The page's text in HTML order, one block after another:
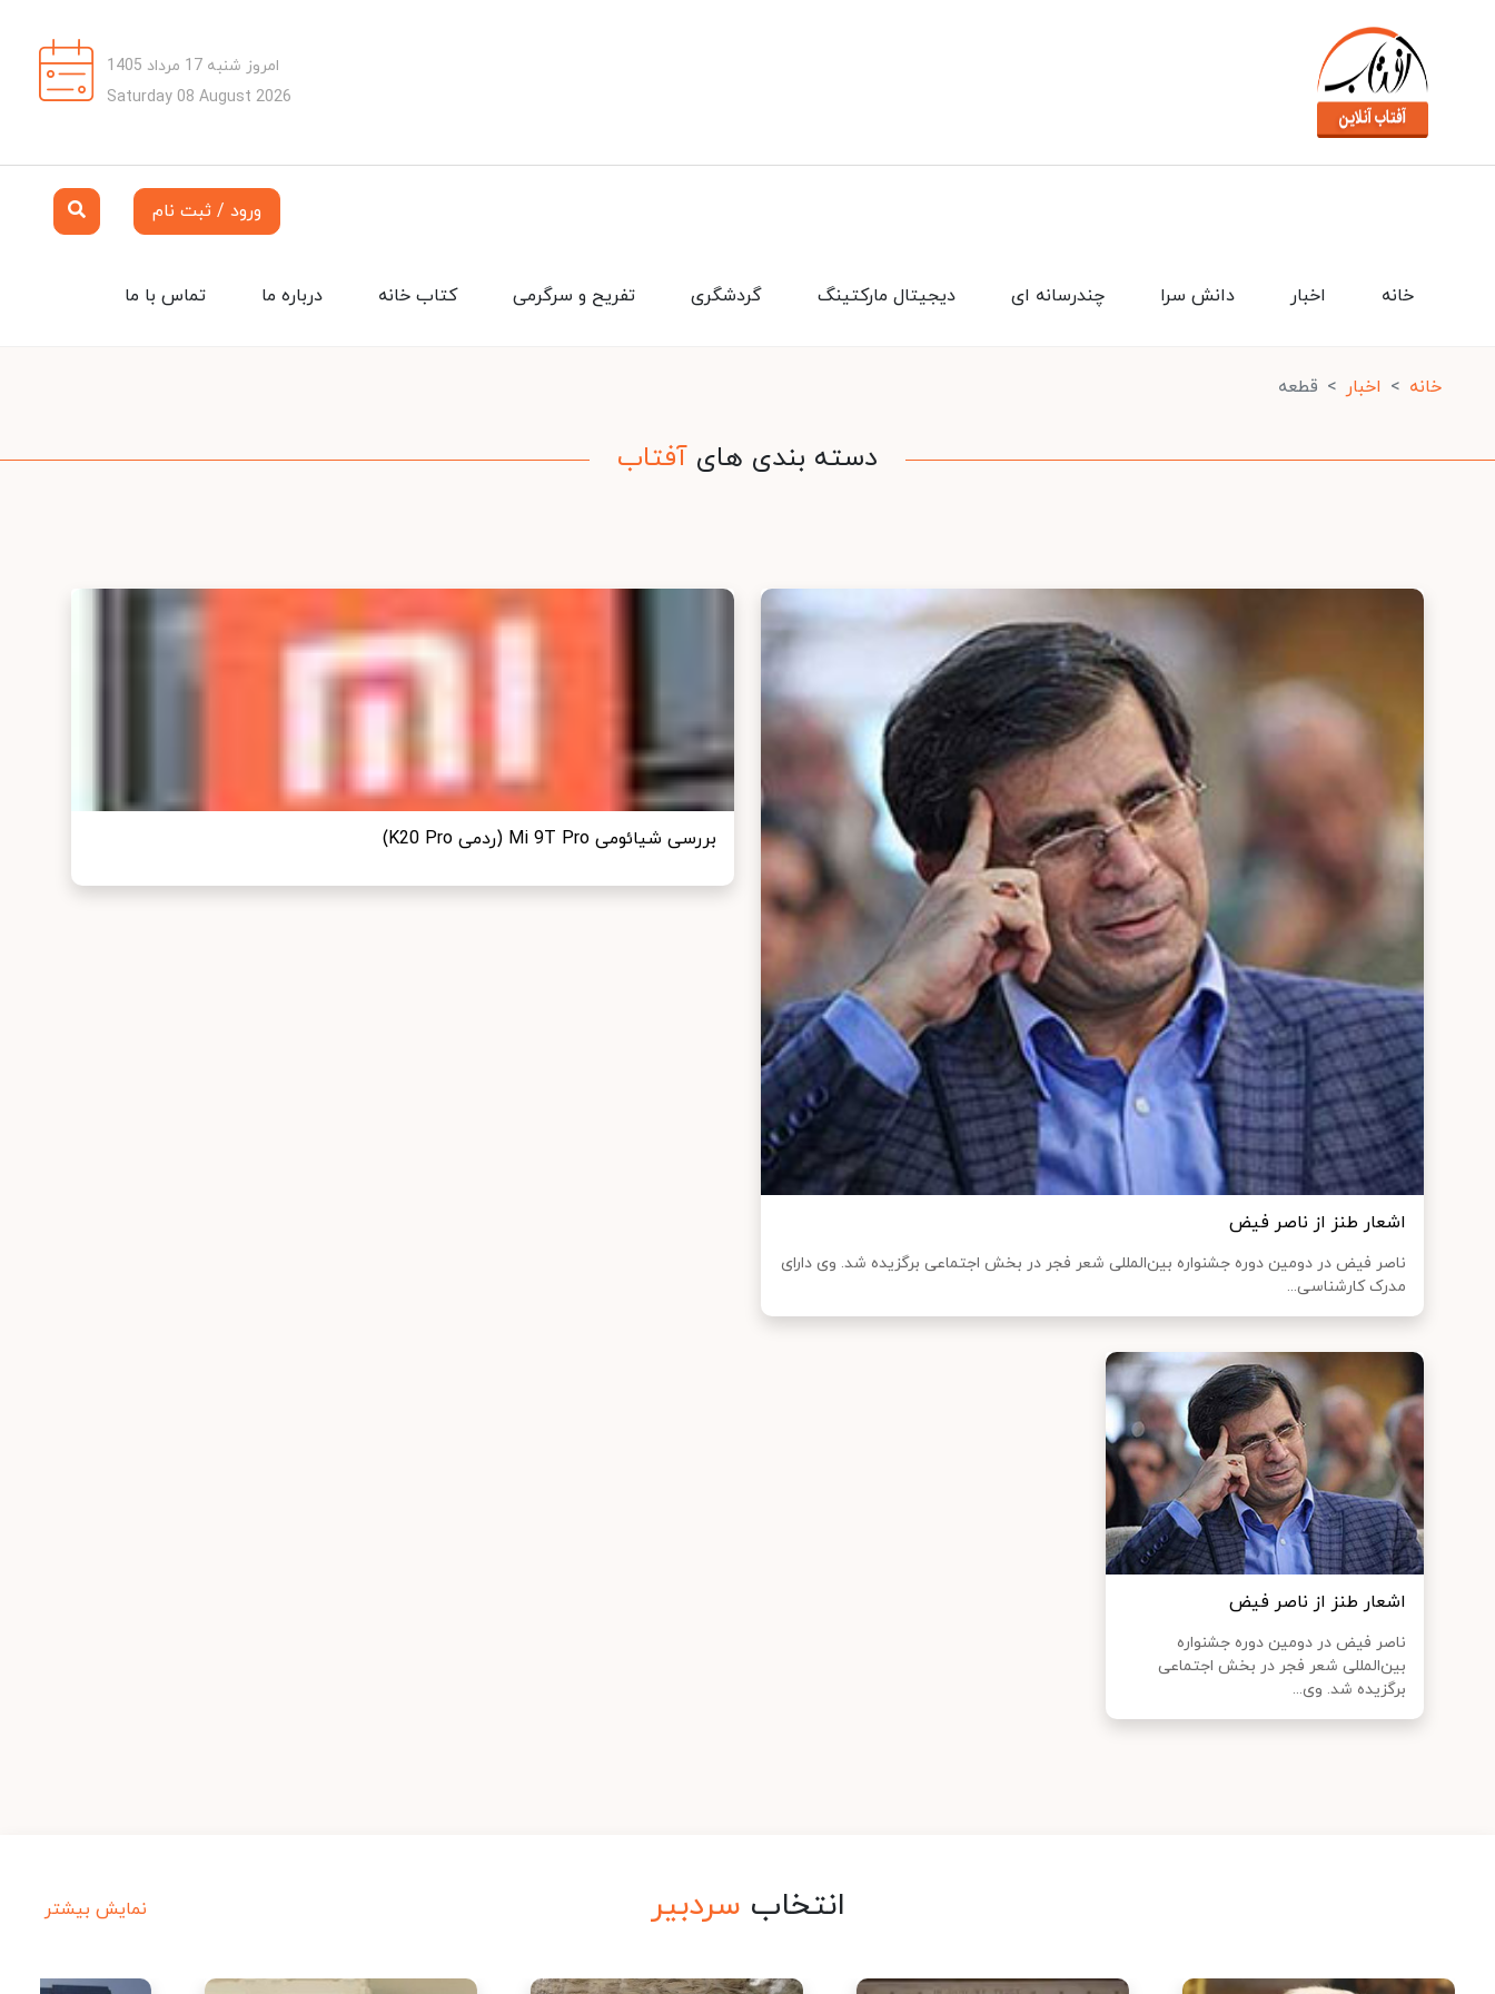
امروز شنبه 17 مرداد 1405
Saturday 08 August 2026
ورود / ثبت نام
تماس با ما درباره ما کتاب خانه تفریح و سرگرمی گردشگری دیجیتال مارکتینگ چندرسانه ای دانش سرا اخبار خانه
خانه اخبار قطعه
دسته بندی های آفتاب
اشعار طنز از ناصر فیض
ناصر فیض در دومین دوره جشنواره بین‌المللی شعر فجر در بخش اجتماعی برگزیده شد. وی دارای
مدرک کارشناسی...
بررسی شیائومی Mi 9T Pro (ردمی K20 Pro)
اشعار طنز از ناصر فیض
ناصر فیض در دومین دوره جشنواره
بین‌المللی شعر فجر در بخش اجتماعی
برگزیده شد. وی...
انتخاب سردبیر نمایش بیشتر